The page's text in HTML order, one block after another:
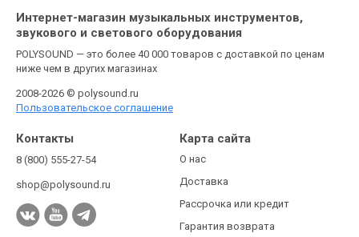
Интернет-магазин музыкальных инструментов,
звукового и светового оборудования
POLYSOUND — это более 40 000 товаров с доставкой по ценам
ниже чем в других магазинах
2008-2026 © polysound.ru
Пользовательское соглашение
Контакты
8 (800) 555-27-54
shop@polysound.ru
Карта сайта
О нас
Доставка
Рассрочка или кредит
Гарантия возврата